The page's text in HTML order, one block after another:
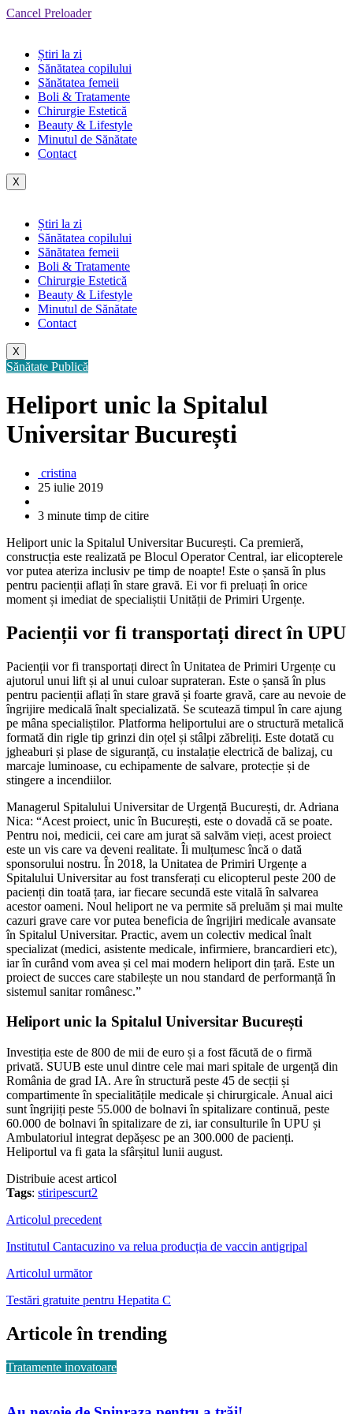
Cancel Preloader
Știri la zi
Sănătatea copilului
Sănătatea femeii
Boli & Tratamente
Chirurgie Estetică
Beauty & Lifestyle
Minutul de Sănătate
Contact
X
Știri la zi
Sănătatea copilului
Sănătatea femeii
Boli & Tratamente
Chirurgie Estetică
Beauty & Lifestyle
Minutul de Sănătate
Contact
X
Sănătate Publică
Heliport unic la Spitalul
Universitar București
cristina
25 iulie 2019
3 minute timp de citire
Heliport unic la Spitalul Universitar București. Ca premieră,
construcția este realizată pe Blocul Operator Central, iar elicopterele
vor putea ateriza inclusiv pe timp de noapte! Este o șansă în plus
pentru pacienții aflați în stare gravă. Ei vor fi preluați în orice
moment și imediat de specialiștii Unității de Primiri Urgențe.
Pacienții vor fi transportați direct în UPU
Pacienții vor fi transportați direct în Unitatea de Primiri Urgențe cu
ajutorul unui lift și al unui culoar suprateran. Este o șansă în plus
pentru pacienții aflați în stare gravă și foarte gravă, care au nevoie de
îngrijire medicală înalt specializată. Se scutează timpul în care ajung
pe mâna specialiștilor. Platforma heliportului are o structură metalică
formată din rigle tip grinzi din oțel și stâlpi zăbreliți. Este dotată cu
jgheaburi și plase de siguranță, cu instalație electrică de balizaj, cu
marcaje luminoase, cu echipamente de salvare, protecție și de
stingere a incendiilor.
Managerul Spitalului Universitar de Urgență București, dr. Adriana
Nica: “Acest proiect, unic în București, este o dovadă că se poate.
Pentru noi, medicii, cei care am jurat să salvăm vieți, acest proiect
este un vis care va deveni realitate. Îi mulțumesc încă o dată
sponsorului nostru. În 2018, la Unitatea de Primiri Urgențe a
Spitalului Universitar au fost transferați cu elicopterul peste 200 de
pacienți din toată țara, iar fiecare secundă este vitală în salvarea
acestor oameni. Noul heliport ne va permite să preluăm și mai multe
cazuri grave care vor putea beneficia de îngrijiri medicale avansate
în Spitalul Universitar. Practic, avem un colectiv medical înalt
specializat (medici, asistente medicale, infirmiere, brancardieri etc),
iar în curând vom avea și cel mai modern heliport din țară. Este un
proiect de succes care stabilește un nou standard de performanță în
sistemul sanitar românesc.”
Heliport unic la Spitalul Universitar București
Investiția este de 800 de mii de euro și a fost făcută de o firmă
privată. SUUB este unul dintre cele mai mari spitale de urgență din
România de grad IA. Are în structură peste 45 de secții și
compartimente în specialitățile medicale și chirurgicale. Anual aici
sunt îngrijiți peste 55.000 de bolnavi în spitalizare continuă, peste
60.000 de bolnavi în spitalizare de zi, iar consulturile în UPU și
Ambulatoriul integrat depășesc pe an 300.000 de pacienți.
Heliportul va fi gata la sfârșitul lunii august.
Distribuie acest articol
Tags: stiripescurt2
Articolul precedent
Institutul Cantacuzino va relua producția de vaccin antigripal
Articolul următor
Testări gratuite pentru Hepatita C
Articole în trending
Tratamente inovatoare